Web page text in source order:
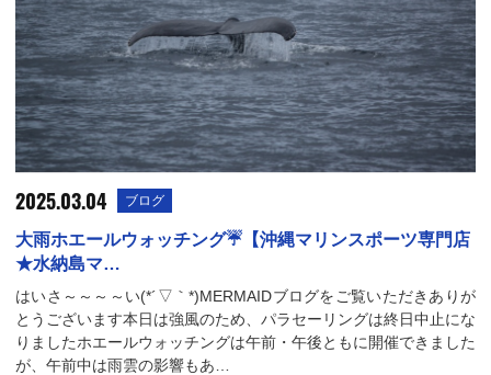
2025.03.04 ブログ
大雨ホエールウォッチング☔【沖縄マリンスポーツ専門店
★水納島マ…
はいさ～～～～い(*´▽｀*)MERMAIDブログをご覧いただきありが
とうございます本日は強風のため、パラセーリングは終日中止にな
りましたホエールウォッチングは午前・午後ともに開催できました
が、午前中は雨雲の影響もあ…